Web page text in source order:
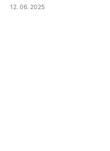
12. 06. 2025